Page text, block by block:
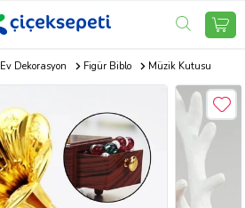
Ev Dekorasyon Figür Biblo Müzik Kutusu